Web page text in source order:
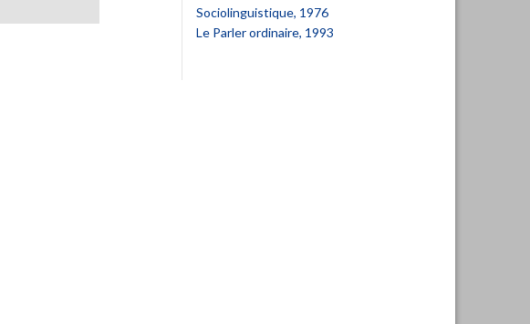
Sociolinguistique, 1976
Le Parler ordinaire, 1993